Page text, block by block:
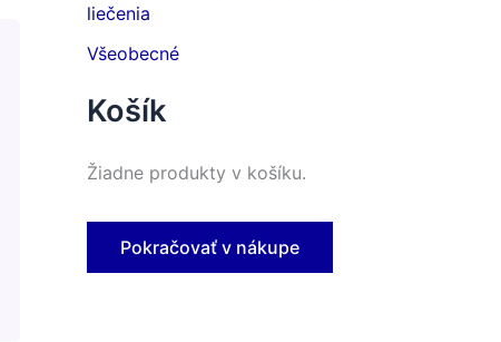
liečenia
Všeobecné
Košík
Žiadne produkty v košíku.
Pokračovať v nákupe